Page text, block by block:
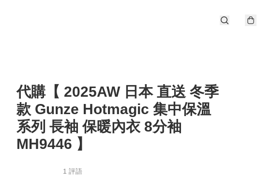
代購【 2025AW 日本 直送 冬季
款 Gunze Hotmagic 集中保溫
系列 長袖 保暖內衣 8分袖
MH9446 】
1 評語